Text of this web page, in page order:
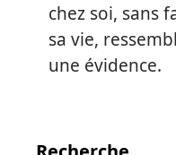
chez soi, sans
sa vie,
une évidence.